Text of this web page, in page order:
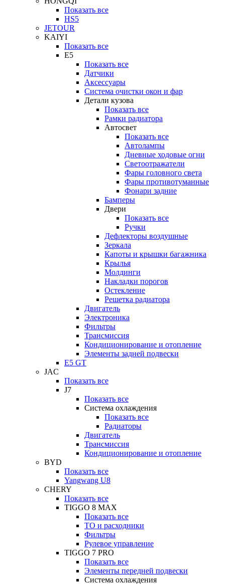
Показать все
HS5
JETOUR
KAIYI
Показать все
E5
Показать все
Датчики
Аксессуары
Система очистки окон и фар
Детали кузова
Показать все
Рамки радиатора
Автосвет
Показать все
Автолампы
Дневные ходовые огни
Светоотражатели
Фары головного света
Фары противотуманные
Фонари задние
Бамперы
Двери
Показать все
Ручки
Дефлекторы воздушные
Зеркала
Капоты и крышки багажника
Крылья
Молдинги
Накладки порогов
Остекление
Решетка радиатора
Двигатель
Электроника
Фильтры
Трансмиссия
Кондиционирование и отопление
Элементы задней подвески
E5 GT
JAC
Показать все
J7
Показать все
Система охлаждения
Показать все
Радиаторы
Двигатель
Трансмиссия
Кондиционирование и отопление
BYD
Показать все
Yangwang U8
CHERY
Показать все
TIGGO 8 MAX
Показать все
ТО и расходники
Фильтры
Рулевое управление
TIGGO 7 PRO
Показать все
Элементы передней подвески
Система охлаждения